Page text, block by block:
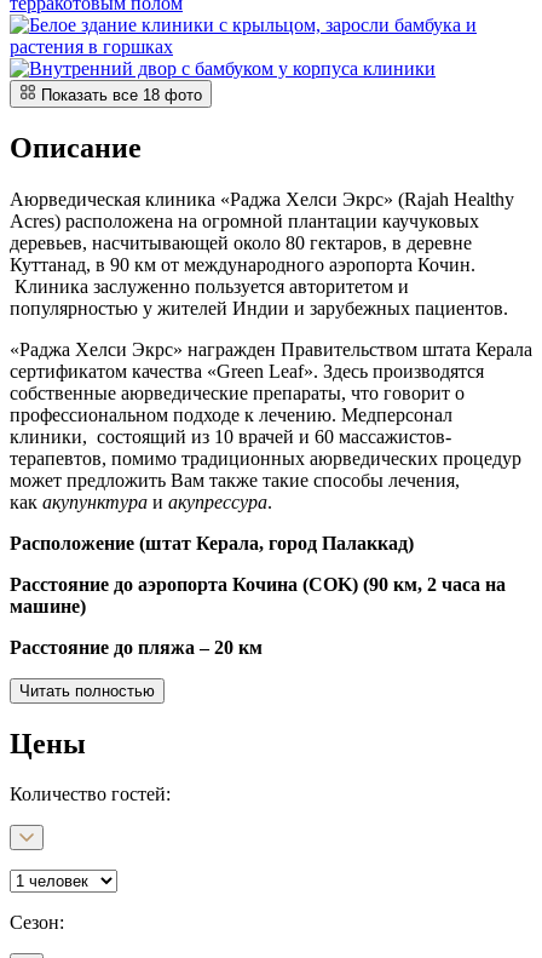
Показать все 18 фото
Описание
Аюрведическая клиника «Раджа Хелси Экрс» (Rajah Healthy
Acres) расположена на огромной плантации каучуковых
деревьев, насчитывающей около 80 гектаров, в деревне
Куттанад, в 90 км от международного аэропорта Кочин.
Клиника заслуженно пользуется авторитетом и
популярностью у жителей Индии и зарубежных пациентов.
«Раджа Хелси Экрс» награжден Правительством штата Керала
сертификатом качества «Green Leaf». Здесь производятся
собственные аюрведические препараты, что говорит о
профессиональном подходе к лечению. Медперсонал
клиники, состоящий из 10 врачей и 60 массажистов-
терапевтов, помимо традиционных аюрведических процедур
может предложить Вам также такие способы лечения,
как акупунктура и акупрессура.
Расположение (штат Керала, город Палаккад)
Расстояние до аэропорта Кочина (COK) (90 км, 2 часа на
машине)
Расстояние до пляжа – 20 км
Читать полностью
Цены
Количество гостей:
Сезон: